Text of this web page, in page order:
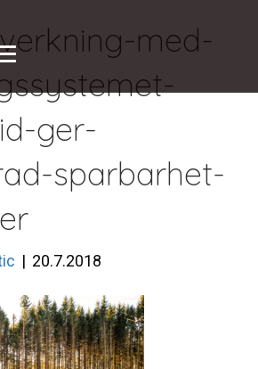
med-
ger-
sparbarhet-
| 20.7.2018